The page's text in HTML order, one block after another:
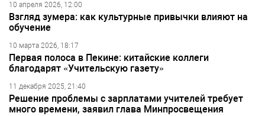
10 апреля 2026, 12:00
Взгляд зумера: как культурные привычки влияют на
обучение
10 марта 2026, 18:17
Первая полоса в Пекине: китайские коллеги
благодарят «Учительскую газету»
11 декабря 2025, 21:40
Решение проблемы с зарплатами учителей требует
много времени, заявил глава Минпросвещения